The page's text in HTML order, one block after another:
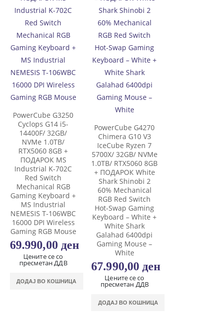
PowerCube G3250
Cyclops G14 i5-
14400F/ 32GB/
NVMe 1.0TB/
RTX5060 8GB +
ПОДАРОК MS
Industrial K-702C
Red Switch
Mechanical RGB
Gaming Keyboard +
MS Industrial
NEMESIS T-106WBC
16000 DPI Wireless
Gaming RGB Mouse
69.990,00 ден
Цените се со
пресметан ДДВ
ДОДАЈ ВО КОШНИЦА
PowerCube G4270
Chimera G10 V3
IceCube Ryzen 7
5700X/ 32GB/ NVMe
1.0TB/ RTX5060 8GB
+ ПОДАРОК White
Shark Shinobi 2
60% Mechanical
RGB Red Switch
Hot-Swap Gaming
Keyboard – White +
White Shark
Galahad 6400dpi
Gaming Mouse –
White
67.990,00 ден
Цените се со
пресметан ДДВ
ДОДАЈ ВО КОШНИЦА